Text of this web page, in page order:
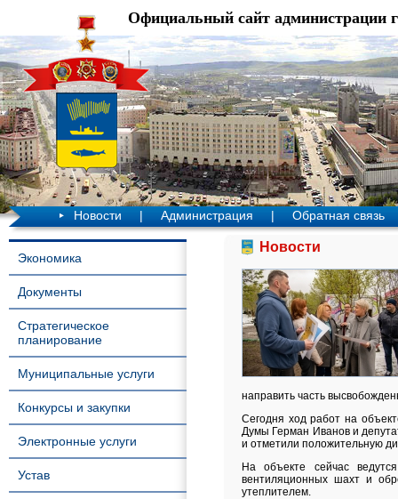
Официальный сайт администрации
Новости | Администрация | Обратная связь
Экономика
Документы
Стратегическое
планирование
Муниципальные услуги
Конкурсы и закупки
Электронные услуги
Устав
Новости
направить часть
Сегодня ход работ на
Думы Герман Иванов и
и отметили положительную
На объекте сейчас
вентиляционных шахт и
утеплителем.